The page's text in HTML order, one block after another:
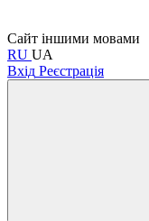
Сайт іншими мовами
RU UA
Вхід Реєстрація